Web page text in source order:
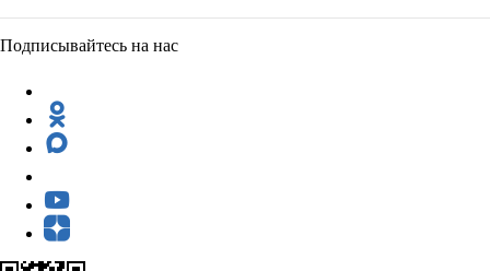
Подписывайтесь на нас